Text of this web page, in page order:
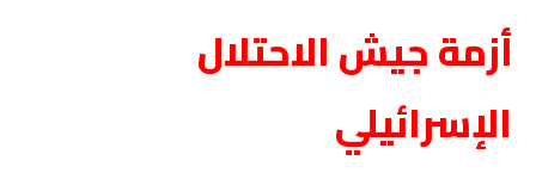
أزمة جيش الاحتلال
الإسرائيلي